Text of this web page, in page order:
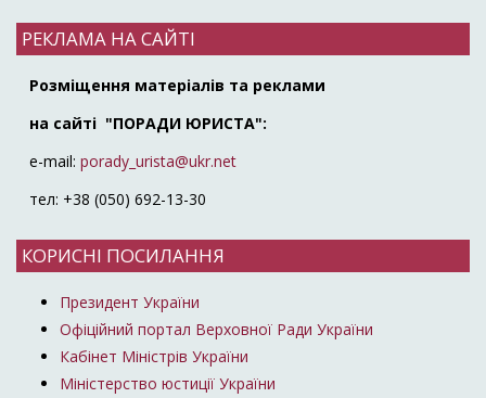
РЕКЛАМА НА САЙТІ
Розміщення матеріалів та реклами
на сайті "ПОРАДИ ЮРИСТА":
e-mail: porady_urista@ukr.net
тел: +38 (050) 692-13-30
КОРИСНІ ПОСИЛАННЯ
Президент України
Офіційний портал Верховної Ради України
Кабінет Міністрів України
Міністерство юстиції України